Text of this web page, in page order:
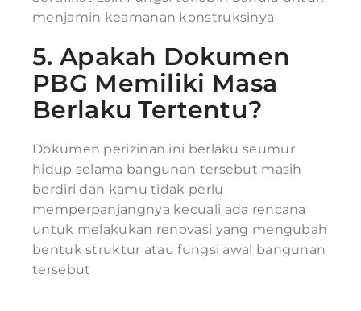
menjamin keamanan konstruksinya
5. Apakah Dokumen
PBG Memiliki Masa
Berlaku Tertentu?
Dokumen perizinan ini berlaku seumur
hidup selama bangunan tersebut masih
berdiri dan kamu tidak perlu
memperpanjangnya kecuali ada rencana
untuk melakukan renovasi yang mengubah
bentuk struktur atau fungsi awal bangunan
tersebut